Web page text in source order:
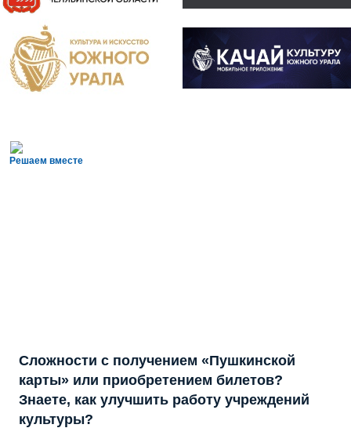
Решаем вместе
Сложности с получением «Пушкинской
карты» или приобретением билетов?
Знаете, как улучшить работу учреждений
культуры?